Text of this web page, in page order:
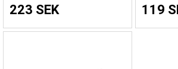
223 SEK 119